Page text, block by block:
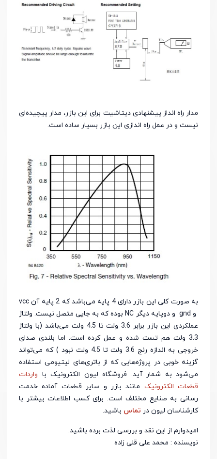
مدار راه انداز پیشنهادی دیتاشیت برای این بازر، مدار پیچیده‌ای
نیست و در عمل راه اندازی این بازر بسیار ساده است.
به صورت کلی این بازر دارای 4 پایه می‌باشد که 2 پایه آن vcc
و gnd و دوپایه دیگر NC بوده که به جایی متصل نیست. ولتاژ
عملکردی این بازر برابر 3.6 ولت تا 4.5 ولت می‌باشد (با ولتاژ
3.3 ولت هم تست شده و عمل کرده است. اما بلندی صدای
خروجی به اندازه رنج 3.6 ولت تا 4.5 ولت نبود ) که می‌تواند
گزینه خوبی در پروژه‌هایی که از باتری‌های لیتیومی استفاده
می‌شود به شمار آید. فروشگاه لیون الکترونیک با واردات
قطعات الکترونیک مانند بازر و سایر قطعات آماده خدمت
رسانی به صنایع مختلف است. برای کسب اطلاعات بیشتر با
کارشناسان لیون در تماس باشید.
امیدوارم از این نقد و بررسی لذت برده باشید.
نویسنده : محمد علی قلی زاده